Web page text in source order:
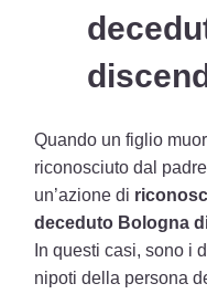
Quando un figlio
riconosciuto dal
un’azione di
deceduto Bologna
In questi casi, sono i
nipoti della persona